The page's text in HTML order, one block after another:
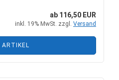
ab 116,50 EUR
inkl. 19% MwSt. zzgl. Versand
ARTIKEL